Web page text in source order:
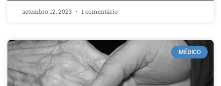
setembro 12, 2023 1 comentário
MÉDICO